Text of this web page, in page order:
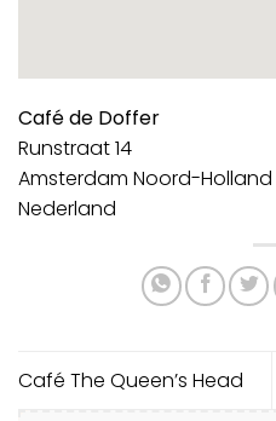
Café de Doffer
Runstraat 14
Amsterdam Noord-Holland
Nederland
Café The Queen’s Head